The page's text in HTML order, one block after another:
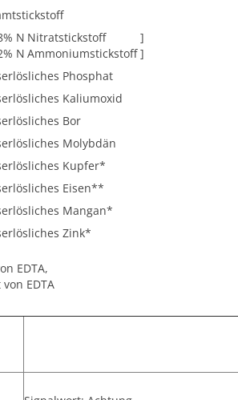
% N Nitratstickstoff
]
% N Ammoniumstickstoff]
Phosphat
Kaliumoxid
Bor
Molybdän
Kupfer*
Eisen**
Mangan*
Zink*
EDTA,
EDTA